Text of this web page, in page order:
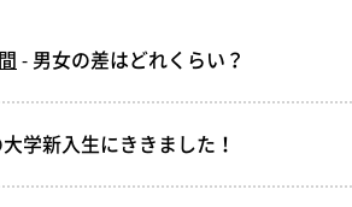
- 男女の差はどれくらい？
学新入生にききました！